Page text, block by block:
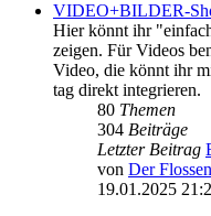
VIDEO+BILDER-
Hier könnt ihr
zeigen. Für Videos
Video, die könnt ihr
tag direkt integrieren.
80 Themen
304 Beiträge
Letzter Beitrag
von Der
19.01.2025